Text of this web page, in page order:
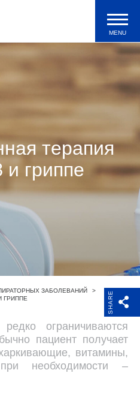
исследования
MENU
терапия
гриппе
ЗАБОЛЕВАНИЙ
>
ГРИППЕ
SHARE
ограничиваются
пациент получает
витамины,
необходимости –